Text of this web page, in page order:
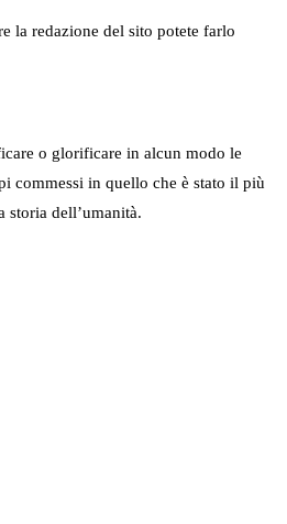
la redazione del sito potete farlo
o glorificare in alcun modo le
commessi in quello che è stato il più
storia dell’umanità.